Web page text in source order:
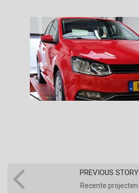
PREVIOUS STORY
Recente projecten